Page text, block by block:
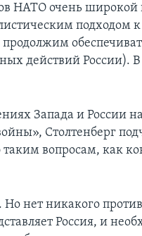
НАТО очень
подходом
действий России).
Запада и России
Столтенберг
вопросам, как
Но нет никакого
Россия, и